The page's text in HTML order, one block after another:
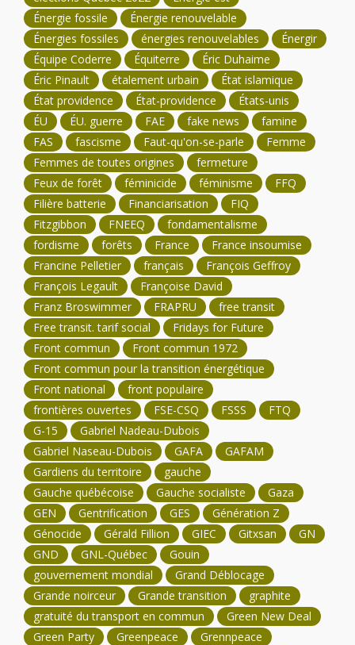
Énergie fossile
Énergie renouvelable
Énergies fossiles
énergies renouvelables
Énergir
Équipe Coderre
Équiterre
Éric Duhaime
Éric Pinault
étalement urbain
État islamique
État providence
État-providence
États-unis
ÉU
ÉU. guerre FAE fake news
famine
FAS
fascisme Faut-qu'on-se-parle
Femme
Femmes de toutes origines
fermeture
Feux de forêt
féminicide féminisme
FFQ
Filière batterie
Financiarisation
FIQ
Fitzgibbon
FNEEQ
fondamentalisme
fordisme
forêts France
France insoumise
Francine Pelletier
français
François Geffroy
François Legault
Françoise David
Franz Broswimmer
FRAPRU
free transit
Free transit. tarif social
Fridays for Future
Front commun
Front commun 1972
Front commun pour la transition énergétique
Front national
front populaire
frontières ouvertes
FSE-CSQ FSSS
FTQ
G-15
Gabriel Nadeau-Dubois
Gabriel Naseau-Dubois
GAFA
GAFAM
Gardiens du territoire
gauche
Gauche québécoise
Gauche socialiste
Gaza
GEN
Gentrification GES
Génération Z
Génocide
Gérald Fillion GIEC Gitxsan
GN
GND
GNL-Québec
Gouin
gouvernement mondial
Grand Déblocage
Grande noirceur
Grande transition
graphite
gratuité du transport en commun
Green New Deal
Green Party
Greenpeace
Grennpeace